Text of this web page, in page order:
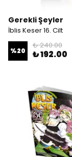
Gerekli Şeyler
İblis Keser 16. Cilt
%20
₺ 240.00
₺ 192.00